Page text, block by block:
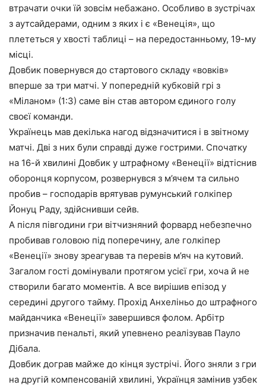
втрачати очки їй зовсім небажано. Особливо в зустрічах
з аутсайдерами, одним з яких і є «Венеція», що
плететься у хвості таблиці – на передостанньому, 19-му
місці.
Довбик повернувся до стартового складу «вовків»
вперше за три матчі. У попередній кубковій грі з
«Міланом» (1:3) саме він став автором єдиного голу
своєї команди.
Українець мав декілька нагод відзначитися і в звітному
матчі. Дві з них були справді дуже гострими. Спочатку
на 16-й хвилині Довбик у штрафному «Венеції» відтіснив
оборонця корпусом, розвернувся з м’ячем та сильно
пробив – господарів врятував румунський голкіпер
Йонуц Раду, здійснивши сейв.
А після півгодини гри вітчизняний форвард небезпечно
пробивав головою під поперечину, але голкіпер
«Венеції» знову зреагував та перевів м’яч на кутовий.
Загалом гості домінували протягом усієї гри, хоча й не
створили багато моментів. А все вирішив епізод у
середині другого тайму. Прохід Анхеліньо до штрафного
майданчика «Венеції» завершився фолом. Арбітр
призначив пенальті, який упевнено реалізував Пауло
Дібала.
Довбик дограв майже до кінця зустрічі. Його зняли з гри
на другій компенсованій хвилині, Українця замінив узбек